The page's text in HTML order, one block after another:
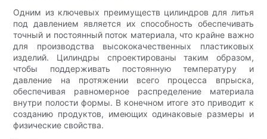
Одним из ключевых преимуществ цилиндров для литья
под давлением является их способность обеспечивать
точный и постоянный поток материала, что крайне важно
для производства высококачественных пластиковых
изделий. Цилиндры спроектированы таким образом,
чтобы поддерживать постоянную температуру и
давление на протяжении всего процесса впрыска,
обеспечивая равномерное распределение материала
внутри полости формы. В конечном итоге это приводит к
созданию продуктов, имеющих одинаковые размеры и
физические свойства.